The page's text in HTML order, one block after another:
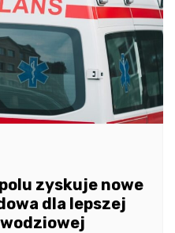
zyskuje nowe
dla lepszej